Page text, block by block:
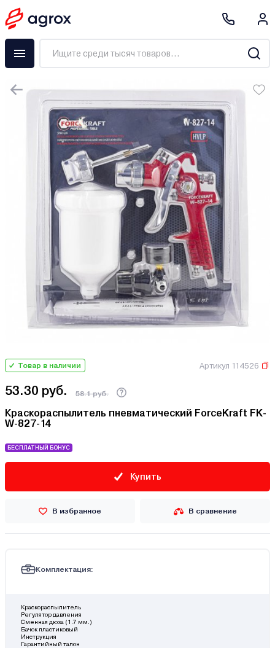
Товар в наличии Артикул 114526
53.30 руб. 58.1 руб.
Краскораспылитель пневматический ForceKraft FK-
W-827-14
БЕСПЛАТНЫЙ БОНУС
Купить
В избранное В сравнение
Комплектация:
Краскораспылитель
Регулятор давления
Сменная дюза (1.7 мм.)
Бачок пластиковый
Инструкция
Гарантийный талон